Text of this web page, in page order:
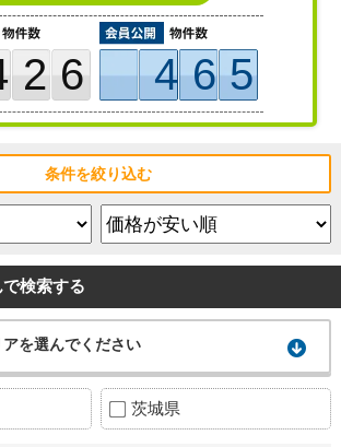
465
条件を絞り込む
検索する
を選んでください
茨城県